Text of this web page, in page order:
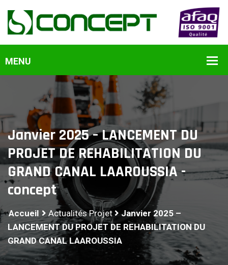
Janvier 2025 – LANCEMENT DU
PROJET DE REHABILITATION DU
GRAND CANAL LAAROUSSIA -
concept
Accueil Actualités Projet
Janvier 2025 –
LANCEMENT DU PROJET DE REHABILITATION DU
GRAND CANAL LAAROUSSIA